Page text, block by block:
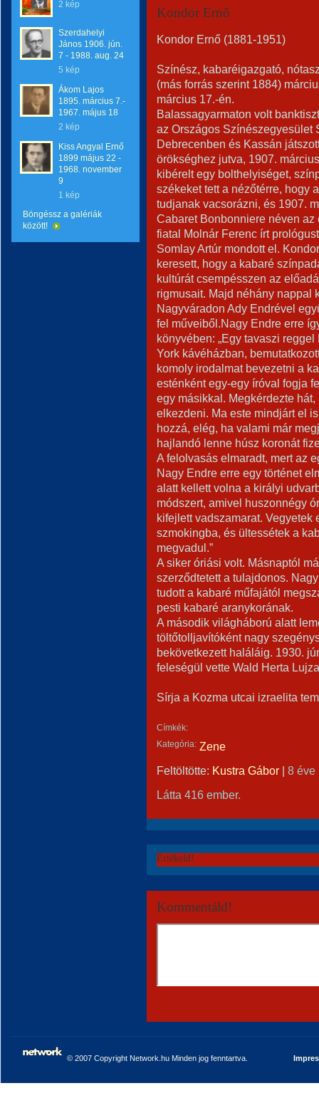
2 kép
Szerdahelyi
János 1906. jún.
7 - 1988. aug. 24
5 kép
Ákom Lajos
1895. március 7.-
1967. május 18
2 kép
Kiss Angyal Ernő
1899 május 22 -
1968. november
9
1 kép
Böngéssz a galériák
között!
Kondor Ernő
Kondor Ernő (1881-1951)
Színész, kabaréigazgató,
(más forrás szerint 1884)
március 17.-én.
Balassagyarmaton volt
az Országos Színészegyesület
Debrecenben és Kassán
örökséghez jutva, 1907.
kibérelt egy bolthelyiséget,
székeket tett a nézőtérre, hogy
tudjanak vacsorázni, és 1907.
Cabaret Bonbonniere néven
fiatal Molnár Ferenc írt
Somlay Artúr mondott el.
keresett, hogy a kabaré
kultúrát csempésszen az
rigmusait. Majd néhány nappal
Nagyváradon Ady Endrével
fel műveiből.Nagy Endre erre
könyvében: „Egy tavaszi
York kávéházban,
komoly irodalmat bevezetni a
esténként egy-egy íróval fogja
egy másikkal. Megkérdezte
elkezdeni. Ma este mindjárt el
hozzá, elég, ha valami már
hajlandó lenne húsz koronát
A felolvasás elmaradt, mert az
Nagy Endre erre egy történet
alatt kellett volna a királyi
módszert, amivel huszonnégy
kifejlett vadszamarat. Vegyetek
szmokingba, és ültessétek a
megvadul.”
A siker óriási volt. Másnaptól
szerződtetett a tulajdonos.
tudott a kabaré műfajától
pesti kabaré aranykorának.
A második világháború alatt
töltőtolljavítóként nagy
bekövetkezett haláláig. 1930.
feleségül vette Wald Herta
Sírja a Kozma utcai izraelita
Címkék:
Kategória: Zene
Feltöltötte: Kustra Gábor | 8 éve
Látta 416 ember.
Értékeld!
Kommentáld!
© 2007 Copyright Network.hu Minden jog fenntartva.